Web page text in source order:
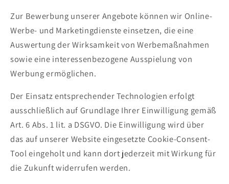
Zur Bewerbung unserer Angebote können wir Online-
Werbe- und Marketingdienste einsetzen, die eine
Auswertung der Wirksamkeit von Werbemaßnahmen
sowie eine interessenbezogene Ausspielung von
Werbung ermöglichen.
Der Einsatz entsprechender Technologien erfolgt
ausschließlich auf Grundlage Ihrer Einwilligung gemäß
Art. 6 Abs. 1 lit. a DSGVO. Die Einwilligung wird über
das auf unserer Website eingesetzte Cookie-Consent-
Tool eingeholt und kann dort jederzeit mit Wirkung für
die Zukunft widerrufen werden.